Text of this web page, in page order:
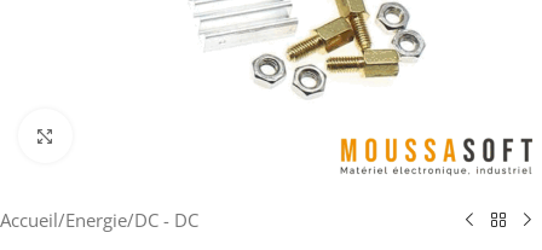
Accueil/Energie/DC - DC